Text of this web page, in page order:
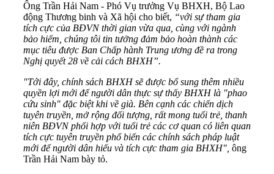
Ông Trần Hải Nam - Phó Vụ trưởng Vụ BHXH, Bộ Lao
động Thương binh và Xã hội cho biết, “với sự tham gia
tích cực của BĐVN thời gian vừa qua, cùng với ngành
bảo hiểm, chúng tôi tin tưởng đảm bảo hoàn thành các
mục tiêu được Ban Chấp hành Trung ương đề ra trong
Nghị quyết 28 về cải cách BHXH”.
"Tới đây, chính sách BHXH sẽ được bổ sung thêm nhiều
quyền lợi mới để người dân thực sự thấy BHXH là "phao
cứu sinh" đặc biệt khi về già. Bên cạnh các chiến dịch
tuyên truyền, mở rộng đối tượng, rất mong tuổi trẻ, thanh
niên BĐVN phối hợp với tuổi trẻ các cơ quan có liên quan
tích cực tuyên truyền phổ biến các chính sách pháp luật
mới để người dân hiểu và tích cực tham gia BHXH", ông
Trần Hải Nam bày tỏ.